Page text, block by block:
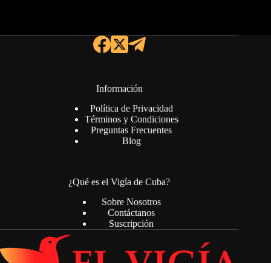
Información
Política de Privacidad
Términos y Condiciones
Preguntas Frecuentes
Blog
¿Qué es el Vigía de Cuba?
Sobre Nosotros
Contáctanos
Suscripción